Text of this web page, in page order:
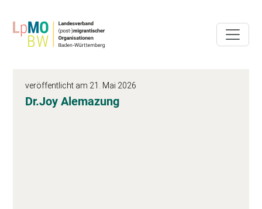
veröffentlicht am 21. Mai 2026
Dr.Joy Alemazung